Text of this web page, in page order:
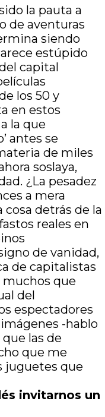
la pauta a
de aventuras
siendo
estúpido
capital
los 50 y
en estos
la que
antes se
de miles
soslaya,
¿La pesadez
a mera
detrás de la
reales en
de vanidad,
de capitalistas
muchos que
del
espectadores
-hablo
las de
que me
juguetes que
invitarnos un